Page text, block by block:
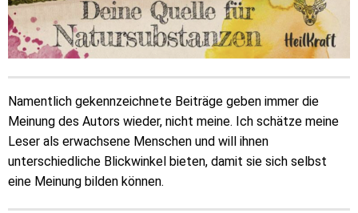
Namentlich gekennzeichnete Beiträge geben immer die
Meinung des Autors wieder, nicht meine. Ich schätze meine
Leser als erwachsene Menschen und will ihnen
unterschiedliche Blickwinkel bieten, damit sie sich selbst
eine Meinung bilden können.